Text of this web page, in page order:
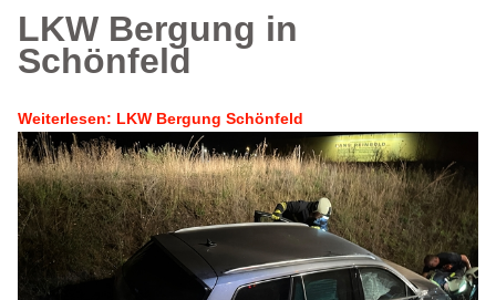
LKW Bergung in
Schönfeld
Weiterlesen: LKW Bergung Schönfeld